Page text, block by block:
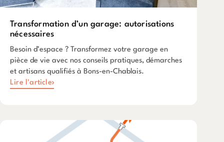
Transformation d’un garage: autorisations
nécessaires
Besoin d’espace ? Transformez votre garage en
pièce de vie avec nos conseils pratiques, démarches
et artisans qualifiés à Bons-en-Chablais.
Lire l'article